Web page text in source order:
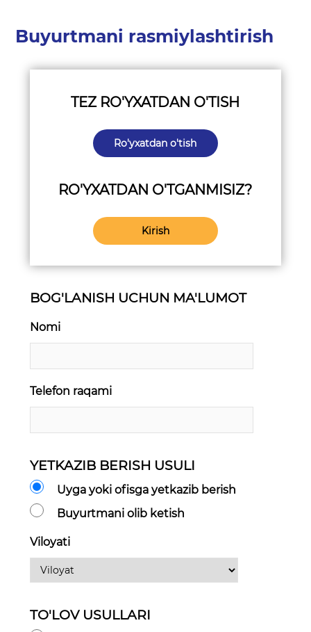
Buyurtmani rasmiylashtirish
TEZ RO'YXATDAN O'TISH
Ro'yxatdan o'tish
RO'YXATDAN O'TGANMISIZ?
Kirish
BOG'LANISH UCHUN MA'LUMOT
Nomi
Telefon raqami
YETKAZIB BERISH USULI
Uyga yoki ofisga yetkazib berish
Buyurtmani olib ketish
Viloyati
TO'LOV USULLARI